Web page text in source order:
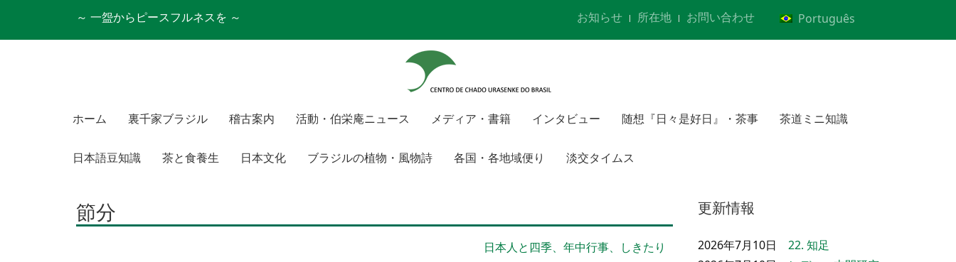
～ 一盌からピースフルネスを ～ お知らせ 所在地 お問い合わせ Português
ホーム 裏千家ブラジル 稽古案内 活動・伯栄庵ニュース メディア・書籍 インタビュー 随想『日々是好日』・茶事 茶道ミニ知識
日本語豆知識 茶と食養生 日本文化 ブラジルの植物・風物詩 各国・各地域便り 淡交タイムス
節分
日本人と四季、年中行事、しきたり
更新情報
2026年7月10日 22. 知足